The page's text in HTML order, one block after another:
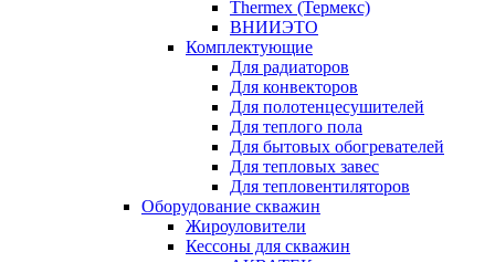
Thermex (Термекс)
ВНИИЭТО
Комплектующие
Для радиаторов
Для конвекторов
Для полотенцесушителей
Для теплого пола
Для бытовых обогревателей
Для тепловых завес
Для тепловентиляторов
Оборудование скважин
Жироуловители
Кессоны для скважин